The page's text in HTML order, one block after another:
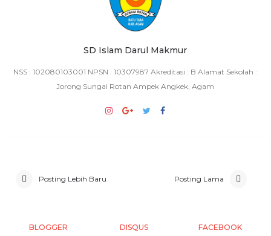
SD Islam Darul Makmur
NSS : 102080103001 NPSN : 10307987 Akreditasi : B Alamat Sekolah :
Jorong Sungai Rotan Ampek Angkek, Agam
Posting Lebih Baru Posting Lama
BLOGGER DISQUS FACEBOOK